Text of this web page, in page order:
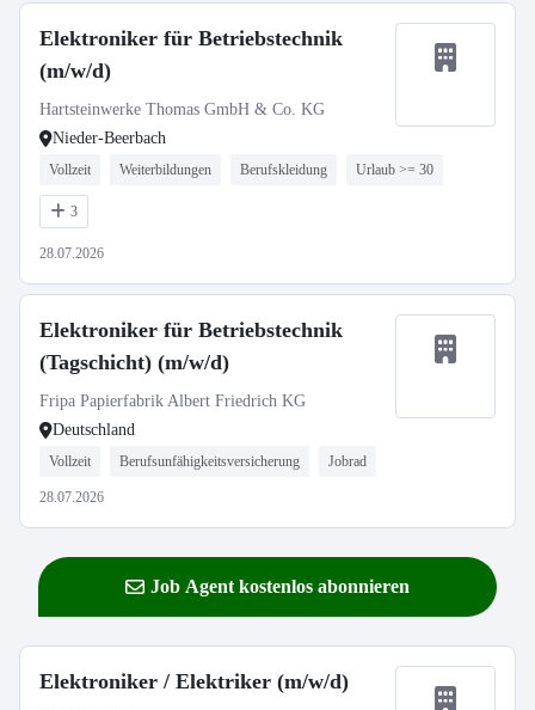
Elektroniker für Betriebstechnik
(m/w/d)
Hartsteinwerke Thomas GmbH & Co. KG
Nieder-Beerbach
Vollzeit Weiterbildungen Berufskleidung Urlaub >= 30
3
28.07.2026
Elektroniker für Betriebstechnik
(Tagschicht) (m/w/d)
Fripa Papierfabrik Albert Friedrich KG
Deutschland
Vollzeit Berufsunfähigkeitsversicherung Jobrad
28.07.2026
Job Agent kostenlos abonnieren
Elektroniker / Elektriker (m/w/d)